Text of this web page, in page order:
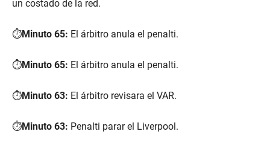
un costado de la red.
⏱️Minuto 65: El árbitro anula el penalti.
⏱️Minuto 65: El árbitro anula el penalti.
⏱️Minuto 63: El árbitro revisara el VAR.
⏱️Minuto 63: Penalti parar el Liverpool.